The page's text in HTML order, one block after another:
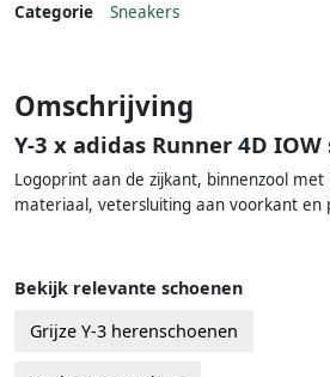
Categorie Sneakers
Omschrijving
Y-3 x adidas Runner 4D
Logoprint aan de zijkant, binnenzool
materiaal, vetersluiting aan voorkant en
Bekijk relevante schoenen
Grijze Y-3 herenschoenen